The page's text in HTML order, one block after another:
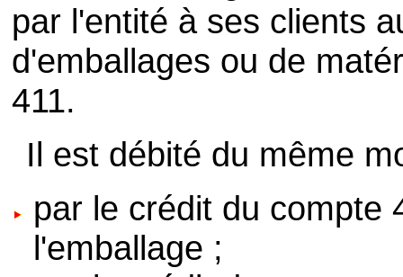
par l'entité à ses clients
d'emballages ou de
411.
Il est débité du même
par le crédit du compte
l'emballage ;